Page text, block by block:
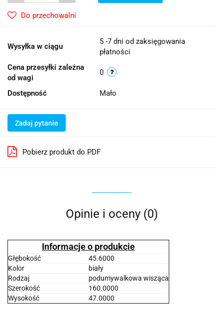
Do przechowalni
Wysyłka w ciągu
5 -7 dni od zaksięgowania
płatności
Cena przesyłki zależna
od wagi
0
Dostępność Mało
Zadaj pytanie
Pobierz produkt do PDF
Opinie i oceny (0)
Informacje o produkcie
Głębokość
45.6000
Kolor
biały
Rodzaj
podumywalkowa wisząca
Szerokość
160.0000
Wysokość
47.0000